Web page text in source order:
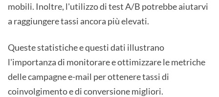
mobili. Inoltre, l'utilizzo di test A/B potrebbe aiutarvi
a raggiungere tassi ancora più elevati.
Queste statistiche e questi dati illustrano
l'importanza di monitorare e ottimizzare le metriche
delle campagne e-mail per ottenere tassi di
coinvolgimento e di conversione migliori.